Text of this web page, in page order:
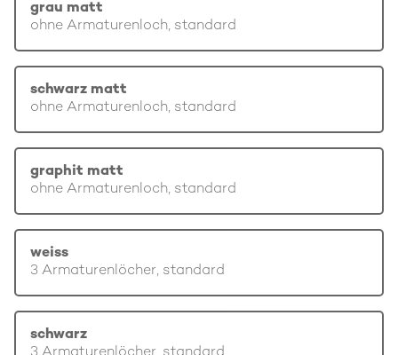
grau matt
ohne Armaturenloch, standard
schwarz matt
ohne Armaturenloch, standard
graphit matt
ohne Armaturenloch, standard
weiss
3 Armaturenlöcher, standard
schwarz